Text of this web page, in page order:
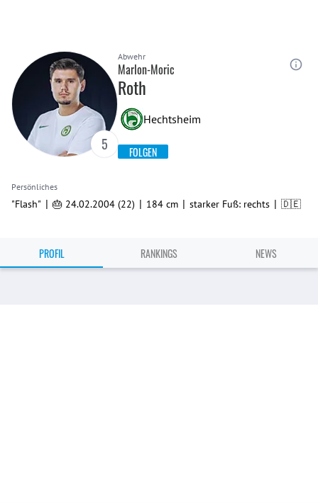
5
Abwehr
Marlon-Moric
Roth
Hechtsheim
FOLGEN
Persönliches
"Flash" | 🎂 24.02.2004 (22) | 184 cm | starker Fuß: rechts | 🇩🇪
PROFIL RANKINGS NEWS